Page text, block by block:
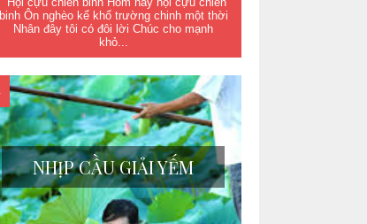
binh Ôn nghèo kể khổ trường chinh một thời
Nhân đây tôi có đôi lời Chúc cho mạnh
khỏ...
NHỊP CẦU GIẢI YẾM